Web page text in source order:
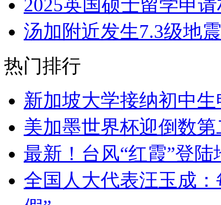
2025英国硕士留学申
汤加附近发生7.3级地震
热门排行
新加坡大学接纳初中
美加墨世界杯迎倒数
最新！台风“红霞”登陆
全国人大代表汪玉成